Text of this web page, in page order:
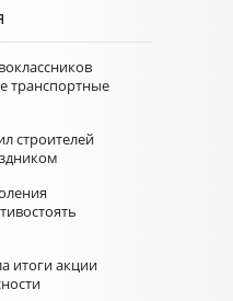
транспортные
строителей
итоги акции